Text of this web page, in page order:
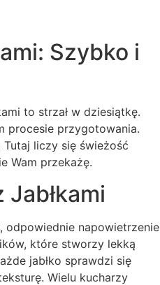
Szybko i
to strzał w dziesiątkę.
procesie przygotowania.
liczy się świeżość
Wam przekażę.
odpowiednie napowietrzenie
które stworzy lekką
jabłko sprawdzi się
Wielu kucharzy